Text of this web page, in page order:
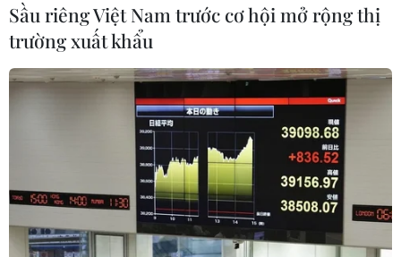
Sầu riêng Việt Nam trước cơ hội mở rộng thị
trường xuất khẩu